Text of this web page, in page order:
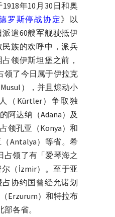
年10月30日和奥
罗斯停战协定》以
派遣60艘军舰驶抵伊
族的欢呼中，派兵
领伊斯坦堡之前，
领了今日属于伊拉克
），并且煽动小
（Kürtler）争取独
阿达纳（Adana）及
领孔亚（Konya）和
Antalya）等省。希
占领了有「爱琴海之
（İzmir）。至于亚
协约国曾经允诺划
Erzurum）和特拉布
各省。